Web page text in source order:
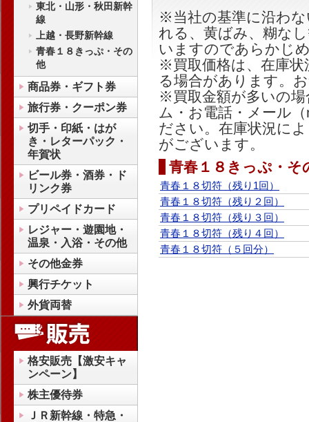
東北・山形・秋田新幹
線
上越・長野新幹線
青春１８きっぷ・その
他
商品券・ギフト券
旅行券・クーポン券
切手・印紙・はが
き・レターパック・
年賀状
ビール券・酒券・ド
リンク券
プリペイドカード
レジャー・遊園地・
温泉・入浴・その他
その他金券
興行チケット
外貨両替
格安販売【激安キャ
ンペーン】
株主優待券
ＪＲ新幹線・特急・
※当社の基準に沿わな
れる、黄ばみ、糊な
いますのであらかじ
※買取価格は、在庫状
る場合があります。
※買取金額が多いの
ム・お電話・メール
ださい。在庫状況に
がございます。
青春１８きっぷ・そ
青春１８切符（残り1回）
青春１８切符（残り２回）
青春１８切符（残り３回）
青春１８切符（残り４回）
青春１８切符（５回分）